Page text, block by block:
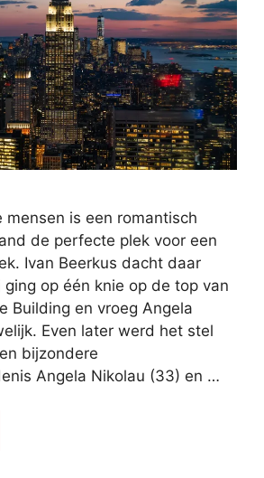
mensen is een romantisch
de perfecte plek voor een
Ivan Beerkus dacht daar
ging op één knie op de top van
Building en vroeg Angela
Even later werd het stel
bijzondere
Angela Nikolau (33) en …